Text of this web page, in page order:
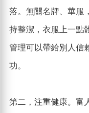
落。無關名牌、華服
持整潔，衣服上一點
管理可以帶給別人信
功。
第二，注重健康。富